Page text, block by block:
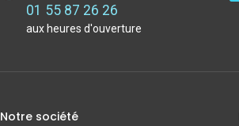
01 55 87 26 26
aux heures d'ouverture
Notre société